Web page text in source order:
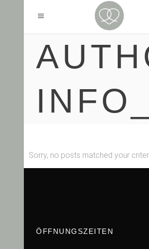
Sorry, no posts matched your
ÖFFNUNGSZEITEN